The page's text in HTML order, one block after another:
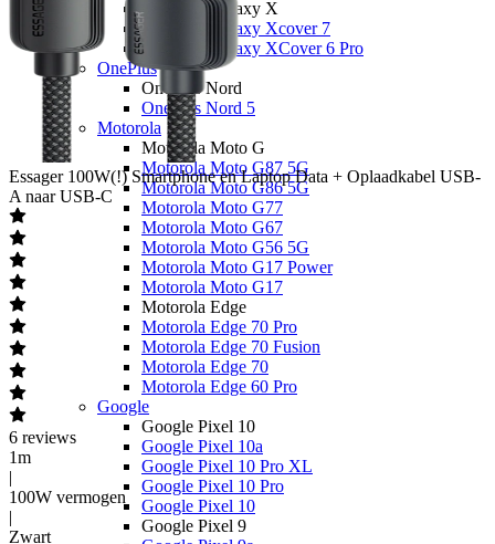
Samsung Galaxy X
Samsung Galaxy Xcover 7
Samsung Galaxy XCover 6 Pro
OnePlus
OnePlus Nord
OnePlus Nord 5
Motorola
Motorola Moto G
Motorola Moto G87 5G
Motorola Moto G86 5G
Motorola Moto G77
Motorola Moto G67
Motorola Moto G56 5G
Motorola Moto G17 Power
Motorola Moto G17
Motorola Edge
Motorola Edge 70 Pro
Motorola Edge 70 Fusion
Motorola Edge 70
Motorola Edge 60 Pro
Google
Google Pixel 10
Google Pixel 10a
Google Pixel 10 Pro XL
Google Pixel 10 Pro
Google Pixel 10
Google Pixel 9
Essager 100W(!) Smartphone en Laptop Data + Oplaadkabel USB-
A naar USB-C
6 reviews
1m
|
100W vermogen
|
Zwart